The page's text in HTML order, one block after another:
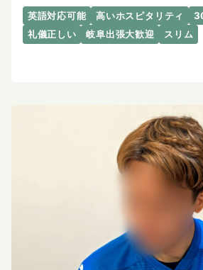
英語対応可能 高いホスピタリティ
礼儀正しい
岐阜出張大歓迎 スリム